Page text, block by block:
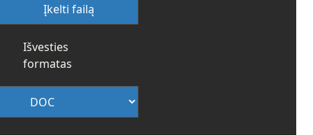
Įkelti failą
Išvesties
formatas